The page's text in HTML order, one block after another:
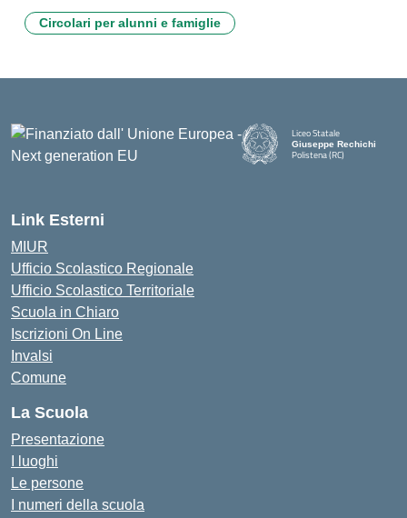
Circolari per alunni e famiglie
Liceo Statale
Giuseppe Rechichi
Polistena (RC)
Link Esterni
MIUR
Ufficio Scolastico Regionale
Ufficio Scolastico Territoriale
Scuola in Chiaro
Iscrizioni On Line
Invalsi
Comune
La Scuola
Presentazione
I luoghi
Le persone
I numeri della scuola